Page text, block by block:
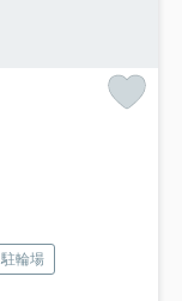
駐輪場